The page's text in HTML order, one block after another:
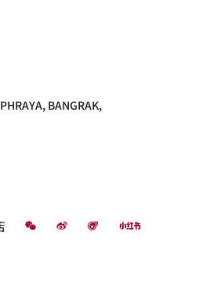
BANGRAK,
微信 微博 飞猪 小红书